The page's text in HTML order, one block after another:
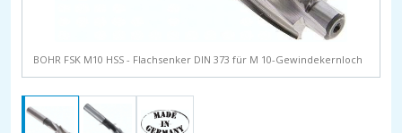
BOHR FSK M10 HSS - Flachsenker DIN 373 für M 10-Gewindekernloch